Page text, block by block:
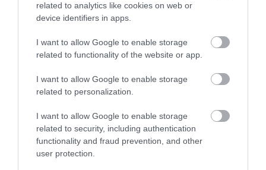
related to analytics like cookies on web or
device identifiers in apps.
I want to allow Google to enable storage
related to functionality of the website or app.
I want to allow Google to enable storage
related to personalization.
I want to allow Google to enable storage
related to security, including authentication
functionality and fraud prevention, and other
user protection.